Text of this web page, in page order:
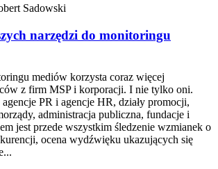
Sadowski
narzędzi do monitoringu
mediów korzysta coraz więcej
z firm MSP i korporacji. I nie tylko oni.
PR i agencje HR, działy promocji,
administracja publiczna, fundacje i
jest przede wszystkim śledzenie wzmianek o
ocena wydźwięku ukazujących się